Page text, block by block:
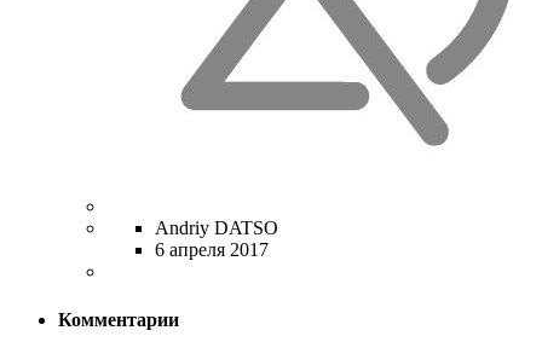
Andriy DATSO
6 апреля 2017
Комментарии